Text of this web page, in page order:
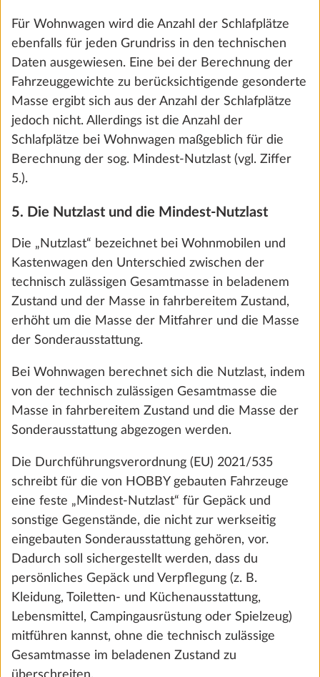
Zum Anfang der Seite
HOBBY AUF FACEBOOK
HOBBY AUSBILDUNG AUF INSTAGRAM
BEACHY AUF INSTAGRAM
HOBBY AUF YOUTUBE
BEACHY AUF YOUTUBE
HOBBY AUF LINKEDIN
HOBBY AUF TIKTOK
MEIN HOBBY
HOBBY-SHOP
Für Wohnwagen wird die Anzahl der Schlafplätze
ebenfalls für jeden Grundriss in den technischen
Daten ausgewiesen. Eine bei der Berechnung der
Fahrzeuggewichte zu berücksichtigende gesonderte
Masse ergibt sich aus der Anzahl der Schlafplätze
jedoch nicht. Allerdings ist die Anzahl der
Schlafplätze bei Wohnwagen maßgeblich für die
Berechnung der sog. Mindest-Nutzlast (vgl. Ziffer
5.).
5. Die Nutzlast und die Mindest-Nutzlast
Die „Nutzlast“ bezeichnet bei Wohnmobilen und
Kastenwagen den Unterschied zwischen der
technisch zulässigen Gesamtmasse in beladenem
Zustand und der Masse in fahrbereitem Zustand,
erhöht um die Masse der Mitfahrer und die Masse
der Sonderausstattung.
Bei Wohnwagen berechnet sich die Nutzlast, indem
von der technisch zulässigen Gesamtmasse die
Masse in fahrbereitem Zustand und die Masse der
Sonderausstattung abgezogen werden.
Die Durchführungsverordnung (EU) 2021/535
schreibt für die von HOBBY gebauten Fahrzeuge
eine feste „Mindest-Nutzlast“ für Gepäck und
sonstige Gegenstände, die nicht zur werkseitig
eingebauten Sonderausstattung gehören, vor.
Dadurch soll sichergestellt werden, dass du
persönliches Gepäck und Verpflegung (z. B.
Kleidung, Toiletten- und Küchenausstattung,
Lebensmittel, Campingausrüstung oder Spielzeug)
mitführen kannst, ohne die technisch zulässige
Gesamtmasse im beladenen Zustand zu